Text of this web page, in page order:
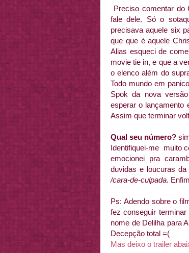
Preciso comentar do
fale dele. Só o
precisava aquele six
que que é aquele
Alias esqueci de
movie tie in, e que a
o elenco além do
Todo mundo em
Spok da nova
esperar o lançamento
Assim que terminar
Qual seu número?
Identifiquei-me muito
emocionei pra
duvidas e loucuras
/cara-de-culpada.
Ps: Adendo sobre o
fez conseguir
nome de Delilha para
Decepção total =(
Mas deixo o trailer